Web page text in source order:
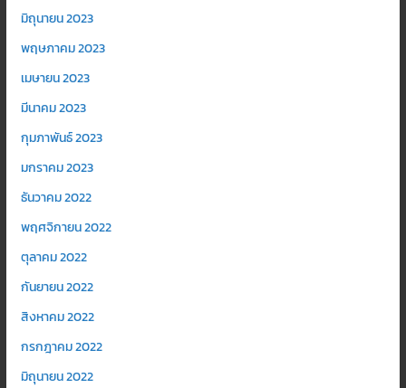
มิถุนายน 2023
พฤษภาคม 2023
เมษายน 2023
มีนาคม 2023
กุมภาพันธ์ 2023
มกราคม 2023
ธันวาคม 2022
พฤศจิกายน 2022
ตุลาคม 2022
กันยายน 2022
สิงหาคม 2022
กรกฎาคม 2022
มิถุนายน 2022